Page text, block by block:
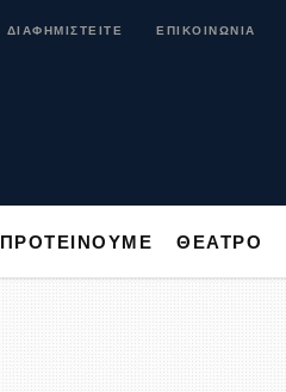
ΔΙΑΦΗΜΙΣΤΕΙΤΕ ΕΠΙΚΟΙΝΩΝΙΑ
ΠΡΟΤΕΙΝΟΥΜΕ ΘΕΑΤΡΟ
ΠΡΟΤΕΙΝΟΥΜΕ ΘΕΑΤΡΟ